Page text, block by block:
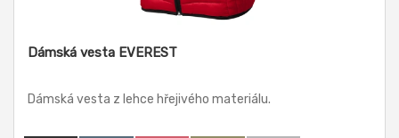
Dámská vesta EVEREST
Dámská vesta z lehce hřejivého materiálu.